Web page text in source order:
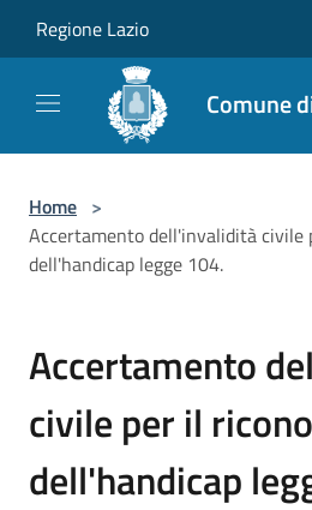
Regione Lazio
Comune
Home >
Accertamento dell'invalidità civile
dell'handicap legge 104.
Accertamento
civile per il
dell'handicap